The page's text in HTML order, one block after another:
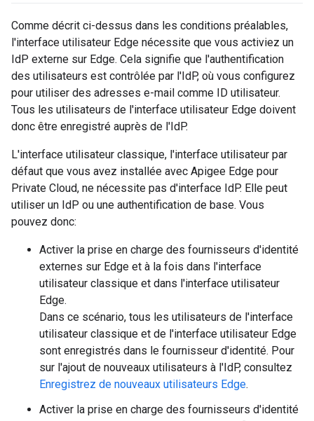
Comme décrit ci-dessus dans les conditions préalables,
l'interface utilisateur Edge nécessite que vous activiez un
IdP externe sur Edge. Cela signifie que l'authentification
des utilisateurs est contrôlée par l'IdP, où vous configurez
pour utiliser des adresses e-mail comme ID utilisateur.
Tous les utilisateurs de l'interface utilisateur Edge doivent
donc être enregistré auprès de l'IdP.
L'interface utilisateur classique, l'interface utilisateur par
défaut que vous avez installée avec Apigee Edge pour
Private Cloud, ne nécessite pas d'interface IdP. Elle peut
utiliser un IdP ou une authentification de base. Vous
pouvez donc:
Activer la prise en charge des fournisseurs d'identité
externes sur Edge et à la fois dans l'interface
utilisateur classique et dans l'interface utilisateur
Edge.
Dans ce scénario, tous les utilisateurs de l'interface
utilisateur classique et de l'interface utilisateur Edge
sont enregistrés dans le fournisseur d'identité. Pour
sur l'ajout de nouveaux utilisateurs à l'IdP, consultez
Enregistrez de nouveaux utilisateurs Edge.
Activer la prise en charge des fournisseurs d'identité